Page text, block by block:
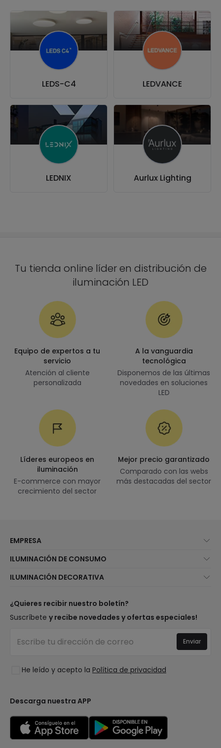
LEDS-C4 LEDVANCE
LEDNIX Aurlux Lighting
Tu tienda online líder en distribución de
iluminación LED
Equipo de expertos a tu
servicio
Atención al cliente
personalizada
A la vanguardia
tecnológica
Disponemos de las últimas
novedades en soluciones
LED
Líderes europeos en
iluminación
E-commerce con mayor
crecimiento del sector
Mejor precio garantizado
Comparado con las webs
más destacadas del sector
EMPRESA
Atención al cliente
Métodos de envío
¿Eres profesional?
Tiendas
Preguntas frecuentes
Iniciar sesión
ILUMINACIÓN DE CONSUMO
Marcas
Calculadora de ahorro LED
Presupuestos
Iluminación para empresas
ILUMINACIÓN DECORATIVA
Top Marcas
Espacios
Colecciones
LoveYouGreen
¿Quieres recibir nuestro boletín?
Suscríbete y recibe novedades y ofertas especiales!
He leído y acepto la Política de privacidad
Enviar
Descarga nuestra APP